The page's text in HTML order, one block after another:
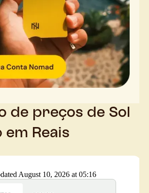
de preços de Sol
em Reais